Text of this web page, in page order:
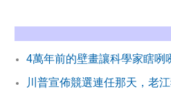
4萬年前的壁畫讓科學家瞎咧
川普宣佈競選連任那天，老